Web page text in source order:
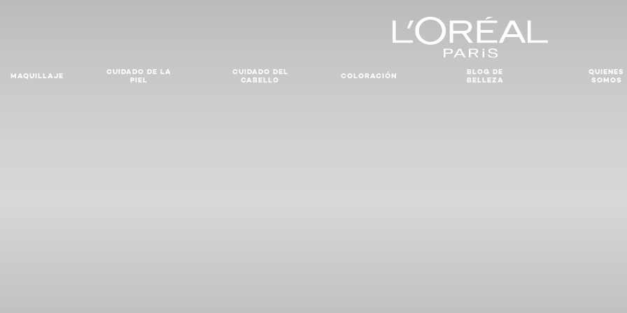
MAQUILLAJE
CUIDADO DE LA
PIEL
CUIDADO DEL
CABELLO
COLORACIÓN
BLOG DE
BELLEZA
QUIENES
SOMOS